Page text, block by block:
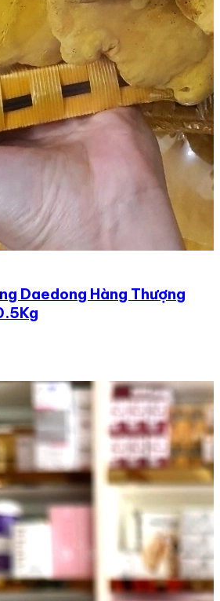
Daedong Hàng Thượng